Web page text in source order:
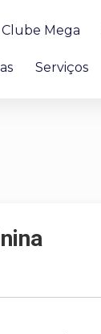
Clube Mega
Serviços